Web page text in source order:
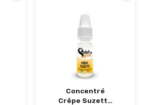
Concentré
Crêpe Suzette